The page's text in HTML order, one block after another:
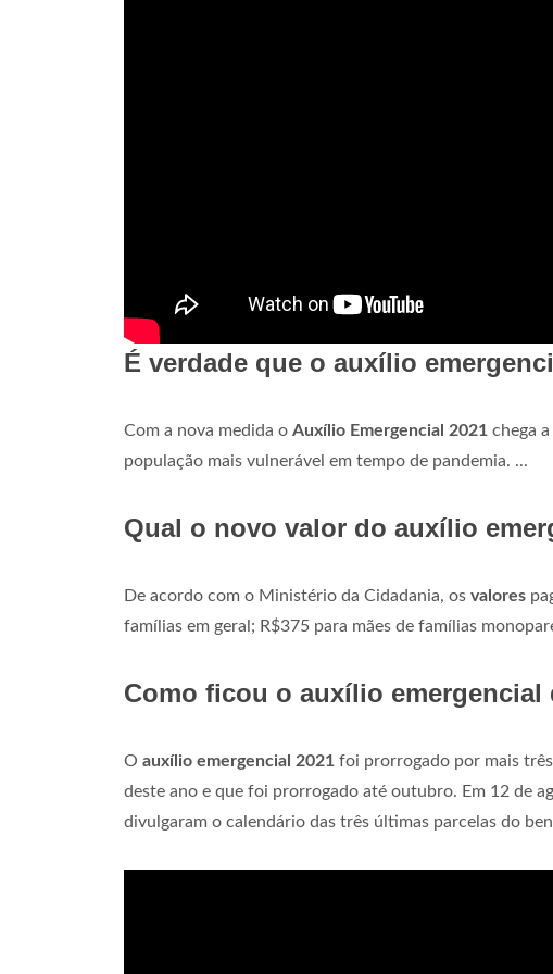
É verdade que o auxílio
Com a nova medida o Auxílio Emergencial 2021 chega
população mais vulnerável em tempo de pandemia. ...
Qual o novo valor do auxílio
De acordo com o Ministério da Cidadania, os valores
famílias em geral; R$375 para mães de famílias
Como ficou o auxílio emergencial
O auxílio emergencial 2021 foi prorrogado por mais
deste ano e que foi prorrogado até outubro. Em 12 de
divulgaram o calendário das três últimas parcelas do